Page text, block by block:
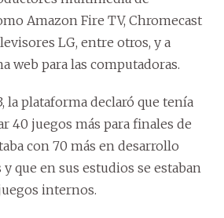
Amazon Fire TV, Chromecast
LG, entre otros, y a
web para las computadoras.
la plataforma declaró que tenía
40 juegos más para finales de
con 70 más en desarrollo
que en sus estudios se estaban
internos.